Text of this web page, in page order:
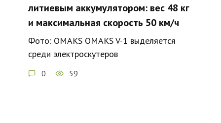
литиевым аккумулятором: вес 48 кг
и максимальная скорость 50 км/ч
Фото: OMAKS OMAKS V-1 выделяется
среди электроскутеров
0 59